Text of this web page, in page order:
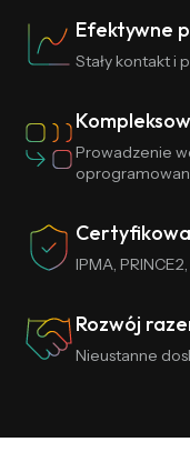
Efektywne
Stały kontakt i
Prowadzenie
IPMA,
Rozwój
Nieustanne